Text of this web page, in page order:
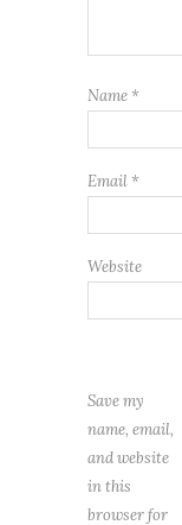
Name *
Email *
Website
Save my
name, email,
and website
in this
browser for